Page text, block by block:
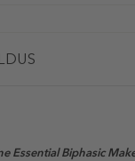
Essential Biphasic